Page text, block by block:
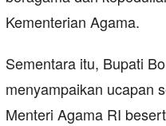
Kementerian Agama.
Sementara itu, Bupati
menyampaikan ucapan
Menteri Agama RI